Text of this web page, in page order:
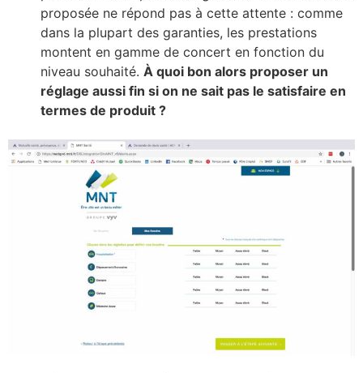
proposée ne répond pas à cette attente : comme
dans la plupart des garanties, les prestations
montent en gamme de concert en fonction du
niveau souhaité. À quoi bon alors proposer un
réglage aussi fin si on ne sait pas le satisfaire en
termes de produit ?